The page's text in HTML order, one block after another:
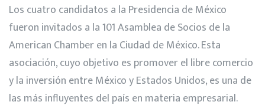
Los cuatro candidatos a la Presidencia de México
fueron invitados a la 101 Asamblea de Socios de la
American Chamber en la Ciudad de México. Esta
asociación, cuyo objetivo es promover el libre comercio
y la inversión entre México y Estados Unidos, es una de
las más influyentes del país en materia empresarial.